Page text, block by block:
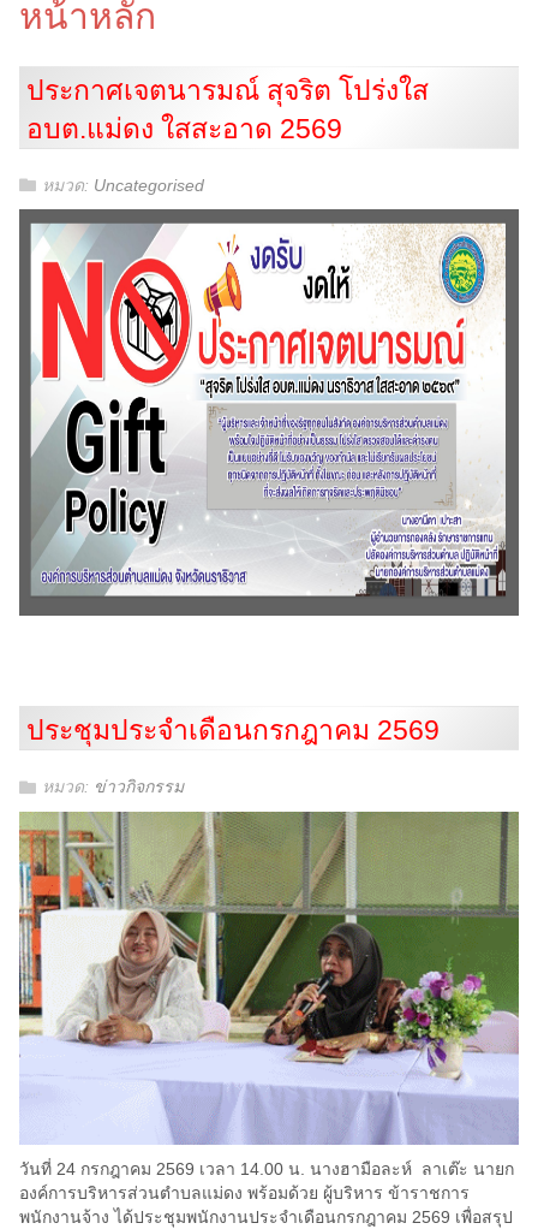
หน้าหลัก
ประกาศเจตนารมณ์ สุจริต โปร่งใส
อบต.แม่ดง ใสสะอาด 2569
หมวด: Uncategorised
ประชุมประจำเดือนกรกฎาคม 2569
หมวด: ข่าวกิจกรรม
วันที่ 24 กรกฎาคม 2569 เวลา 14.00 น. นางฮามือละห์ ลาเต๊ะ นายก
องค์การบริหารส่วนตำบลแม่ดง พร้อมด้วย ผู้บริหาร ข้าราชการ
พนักงานจ้าง ได้ประชุมพนักงานประจำเดือนกรกฎาคม 2569 เพื่อสรุป